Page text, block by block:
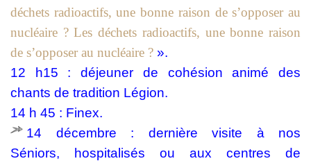
déchets radioactifs, une bonne raison de s’opposer au
nucléaire ? Les déchets radioactifs, une bonne raison
de s’opposer au nucléaire ? ».
12 h15 : déjeuner de cohésion animé des
chants de tradition Légion.
14 h 45 : Finex.
14 décembre : dernière visite à nos
Séniors, hospitalisés ou aux centres de